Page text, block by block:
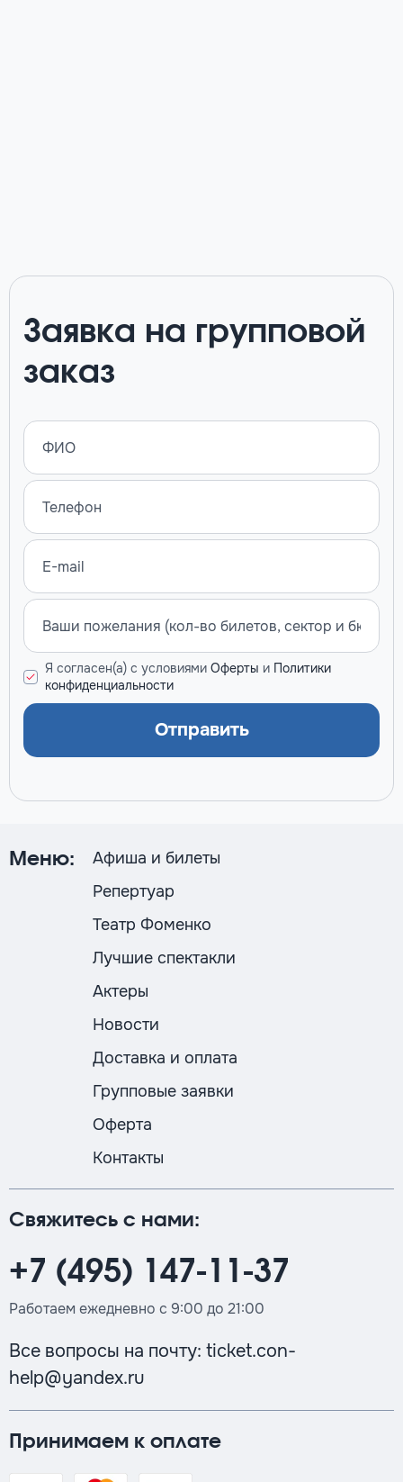
Заявка на групповой
заказ
Я согласен(а) с условиями Оферты и Политики
конфиденциальности
Отправить
Принимаем к оплате
Свяжитесь с нами:
+7 (495) 147-11-37
Работаем ежедневно с 9:00 до 21:00
Все вопросы на почту: ticket.con-
help@yandex.ru
Меню:
Афиша и билеты
Репертуар
Театр Фоменко
Лучшие спектакли
Актеры
Новости
Доставка и оплата
Групповые заявки
Оферта
Контакты